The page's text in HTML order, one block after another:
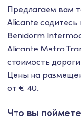
Предлагаем вам
Alicante садитесь
Benidorm
Alicante Metro
стоимость
Цены на
от € 40.
Что вы